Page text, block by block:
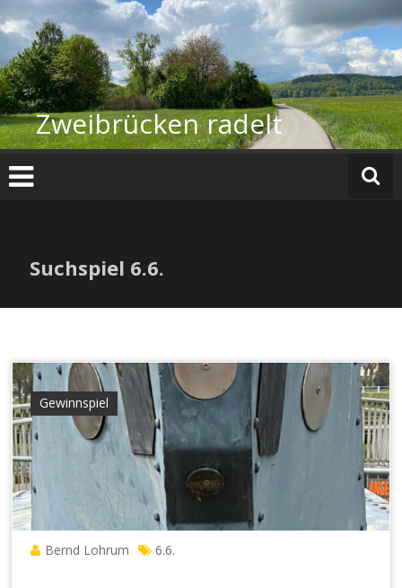
Inhalt
springen
Zweibrücken radelt
Suchspiel 6.6.
Gewinnspiel
Bernd Lohrum 6.6.